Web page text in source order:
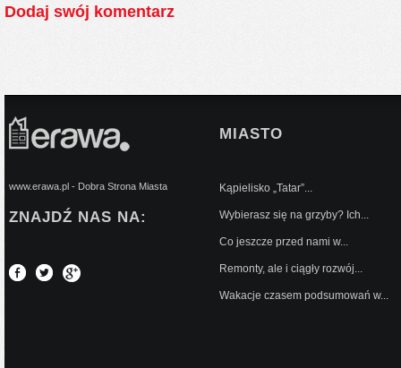
Dodaj swój komentarz
www.erawa.pl - Dobra Strona Miasta
ZNAJDŹ NAS NA:
MIASTO
Kąpielisko „Tatar”...
Wybierasz się na grzyby? Ich...
Co jeszcze przed nami w...
Remonty, ale i ciągły rozwój...
Wakacje czasem podsumowań w...